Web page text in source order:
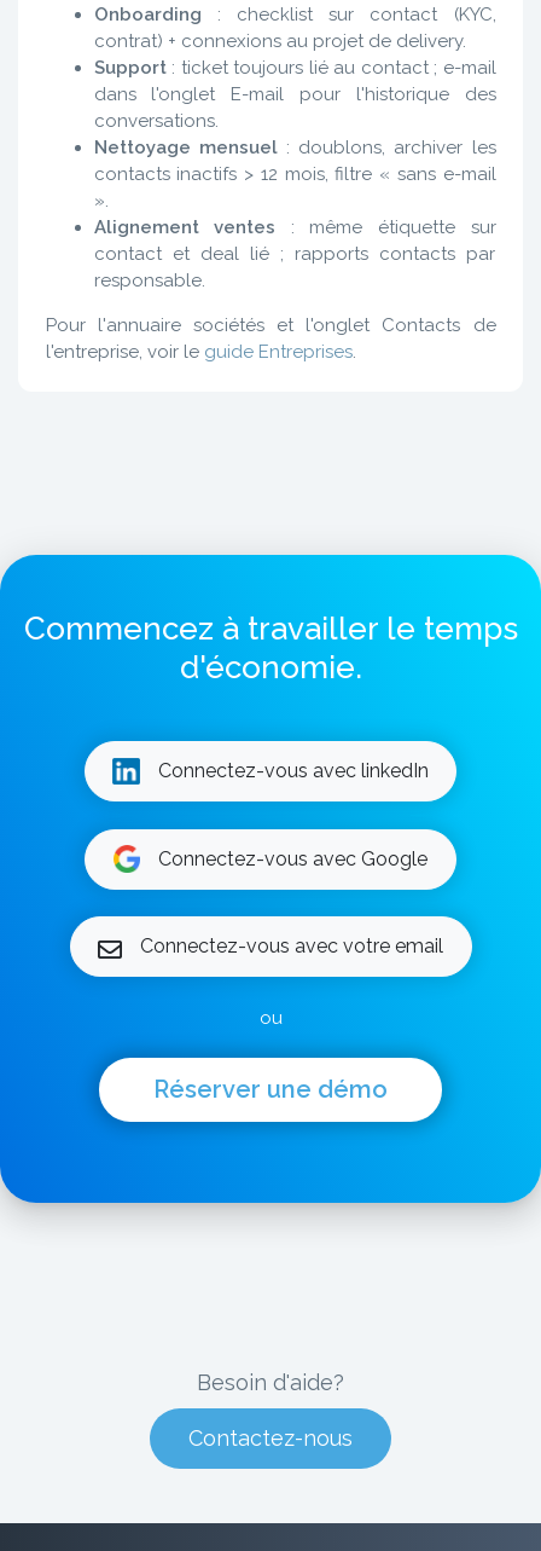
Onboarding : checklist sur contact (KYC,
contrat) + connexions au projet de delivery.
Support: ticket toujours lié au contact ; e-mail
dans l'onglet E-mail pour l'historique des
conversations.
Nettoyage mensuel: doublons, archiver les
contacts inactifs > 12 mois, filtre « sans e-mail
».
Alignement ventes : même étiquette sur
contact et deal lié ; rapports contacts par
responsable.
Pour l'annuaire sociétés et l'onglet Contacts de
l'entreprise, voir le guide Entreprises.
Commencez à travailler le temps
d'économie.
Connectez-vous avec linkedIn
Connectez-vous avec Google
Connectez-vous avec votre email
ou
Réserver une démo
Besoin d'aide?
Contactez-nous